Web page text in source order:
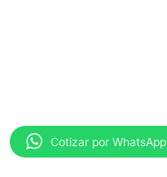
Cotizar por WhatsApp